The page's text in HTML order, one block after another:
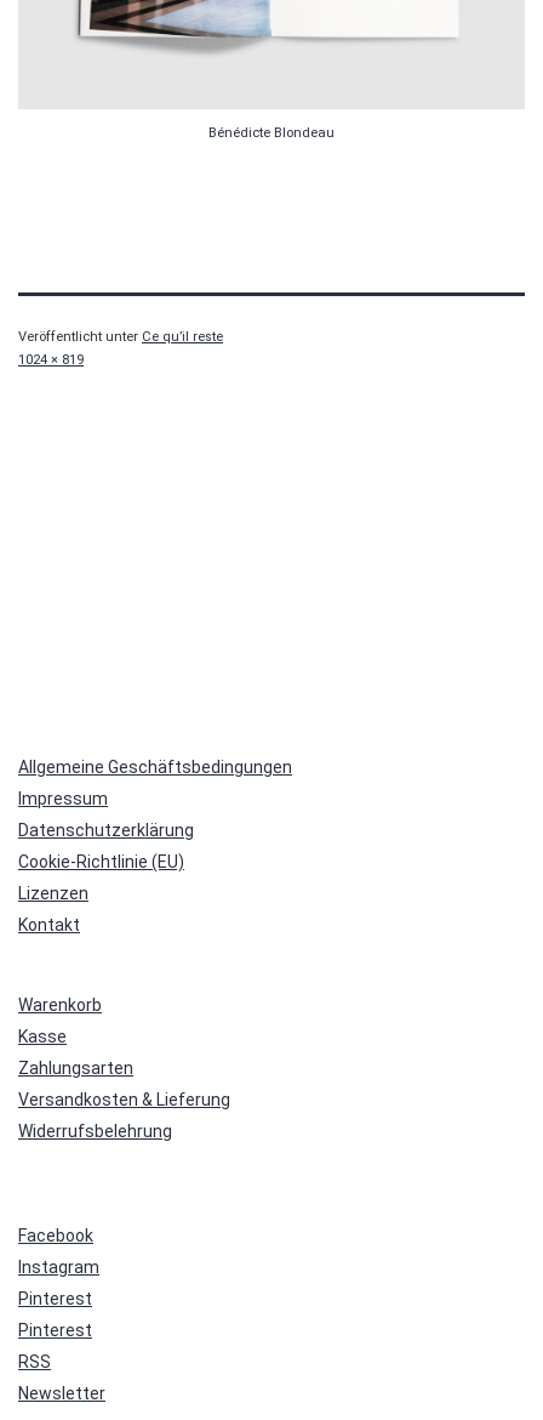
Bénédicte Blondeau
Veröffentlicht unter Ce qu’il reste
Originalgröße
1024 × 819
Allgemeine Geschäftsbedingungen
Impressum
Datenschutzerklärung
Cookie-Richtlinie (EU)
Lizenzen
Kontakt
Warenkorb
Kasse
Zahlungsarten
Versandkosten & Lieferung
Widerrufsbelehrung
Facebook
Instagram
Pinterest
Pinterest
RSS
Newsletter